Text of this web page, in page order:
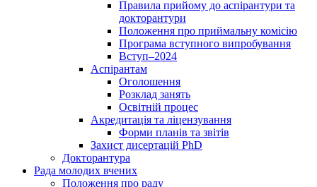
Правила прийому до аспірантури та
докторантури
Положення про приймальну комісію
Програма вступного випробування
Вступ–2024
Аспірантам
Оголошення
Розклад занять
Освітній процес
Акредитація та ліцензування
Форми планів та звітів
Захист дисертацій PhD
Докторантура
Рада молодих вчених
Положення про раду